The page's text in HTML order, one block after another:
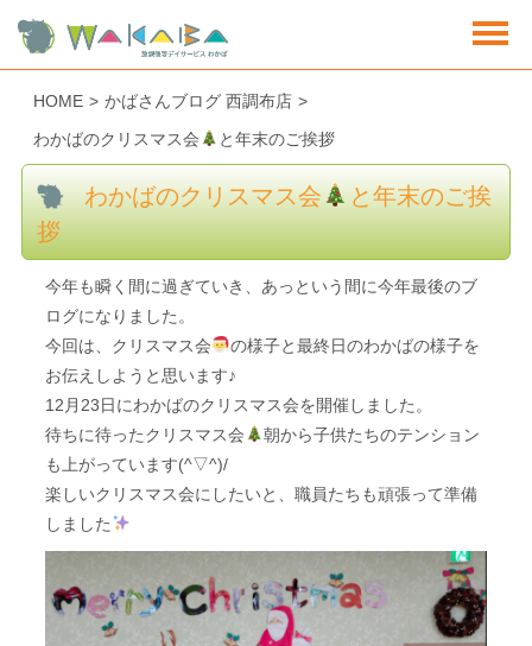
HOME > かばさんブログ 西調布店 >
わかばのクリスマス会
と年末のご挨拶
わかばのクリスマス会
と年末のご挨
拶
今年も瞬く間に過ぎていき、あっという間に今年最後のブ
ログになりました。
今回は、クリスマス会
の様子と最終日のわかばの様子を
お伝えしようと思います♪
12月23日にわかばのクリスマス会を開催しました。
待ちに待ったクリスマス会
朝から子供たちのテンション
も上がっています(^▽^)/
楽しいクリスマス会にしたいと、職員たちも頑張って準備
しました